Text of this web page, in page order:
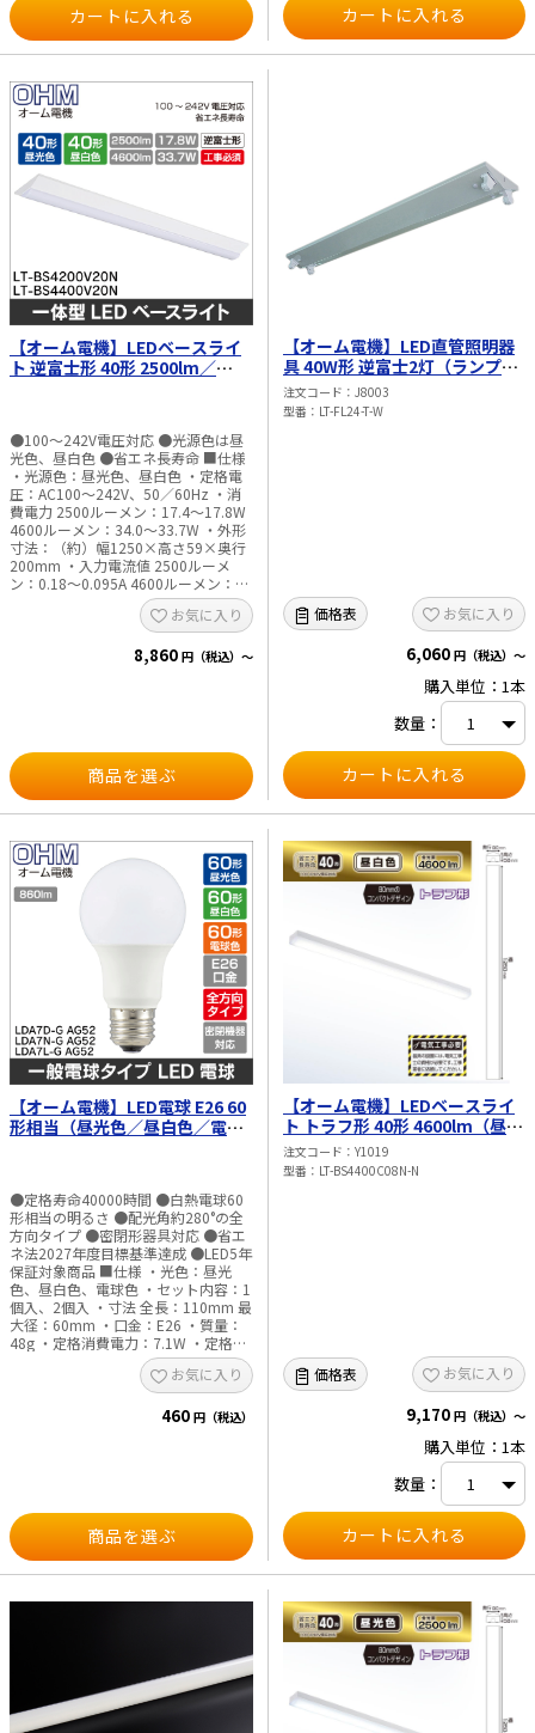
【オーム電機】LEDベースライ
ト 逆富士形 40形 2500lm／
●100～242V電圧対応 ●光源色は昼
光色、昼白色 ●省エネ長寿命 ■仕様
・光源色：昼光色、昼白色 ・定格電
圧：AC100～242V、50／60Hz ・消
費電力 2500ルーメン：17.4～17.8W
4600ルーメン：34.0～33.7W ・外形
寸法：（約）幅1250×高さ59×奥行
200mm ・入力電流値 2500ルーメ
ン：0.18～0.095A 4600ルーメン：
0.34～0.15A ・本体質量：2245g ・全
光束：2500ルーメン、4600ルーメン
・固有エネルギー消費効率 2500ルー
メン：140.4lm／W 4600ルーメン：
×2個（1個本体装着済み）、保証書
付取扱説明書 ※器具の設置には、電
気工事士の資格が必要です。工事業者
に依頼してください。 ※調光機能が
／切用スイッチに交換してください。
（調光器の取り外しが必要になりま
す。）工事店、電器店に依頼してくだ
さい。
お気に入り
8,860 円（税込）～
商品を選ぶ
【オーム電機】LED直管照明器
具 40W形 逆富士2灯（ランプ別
売） LT-FL24-T-W
注文コード
J8003
型番
LT-FL24-T-W
価格表 お気に入り
6,060 円（税込）～
購入単位：1本
数量：
【オーム電機】LED電球 E26 60
形相当（昼光色／昼白色／電球
●定格寿命40000時間 ●白熱電球60
形相当の明るさ ●配光角約280°の全
方向タイプ ●密閉形器具対応 ●省エ
ネ法2027年度目標基準達成 ●LED5年
保証対象商品 ■仕様 ・光色：昼光
色、昼白色、電球色 ・セット内容：1
個入、2個入 ・寸法 全長：110mm 最
大径：60mm ・口金：E26 ・質量：
48g ・定格消費電力：7.1W ・定格入
力電流：130mA ・全光束：860lm ・
エネルギー消費効率：121.1lm／W ・
平均演色評価数：Ra83 ・定格寿命：
40000h ・使用場所：屋内用（屋外使
ど ・断熱材施工器具（SB・SGI・SG
形表示器具など） ・ランプと反射板
の距離が狭い器具 ・直流電流 ※この
ほか使用器具の種類によって寸法的、
良で短寿命となることがあります。
※密閉器具でのご使用の場合、器具の
寸法の大きさにより、使用できない場
合や寿命が短くなる場合があります。
お気に入り
460 円（税込）
商品を選ぶ
【オーム電機】LEDベースライ
ト トラフ形 40形 4600lm（昼白
色） LT-BS4400C08N-N
注文コード
Y1019
型番
LT-BS4400C08N-N
価格表 お気に入り
9,170 円（税込）～
購入単位：1本
数量：